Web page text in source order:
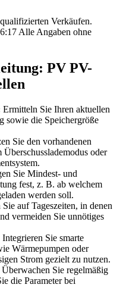
Verkäufen.
Alle Angaben ohne
PV PV-
Ermitteln Sie Ihren aktuellen
sowie die Speichergröße
Sie den vorhandenen
oder
Sie Mindest- und
fest, z. B. ab welchem
werden soll.
auf Tageszeiten, in denen
vermeiden Sie unnötiges
Integrieren Sie smarte
Wärmepumpen oder
Strom gezielt zu nutzen.
Überwachen Sie regelmäßig
die Parameter bei